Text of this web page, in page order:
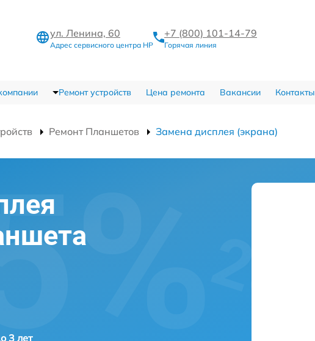
ул. Ленина, 60
Адрес сервисного центра HP
+7 (800) 101-14-79
Горячая линия
Ремонт устройств Цена ремонта Вакансии Контакты
Ремонт Планшетов Замена дисплея (экрана)
3 лет